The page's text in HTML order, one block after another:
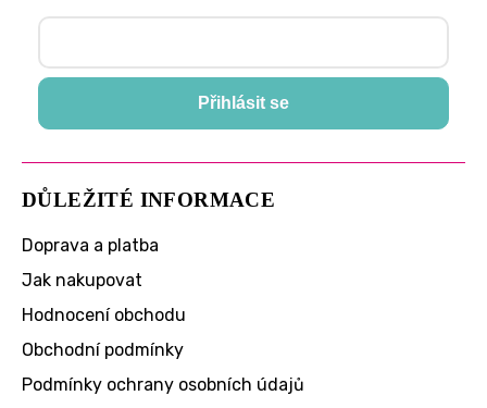
DŮLEŽITÉ INFORMACE
Doprava a platba
Jak nakupovat
Hodnocení obchodu
Obchodní podmínky
Podmínky ochrany osobních údajů
Přihlásit se